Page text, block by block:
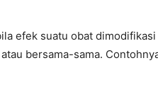
efek suatu obat
bersama-sama.